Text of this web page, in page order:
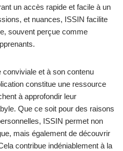
un accès rapide et facile à un
et nuances, ISSIN facilite
souvent perçue comme
et à son contenu
constitue une ressource
à approfondir leur
Que ce soit pour des raisons
ISSIN permet non
mais également de découvrir
contribue indéniablement à la